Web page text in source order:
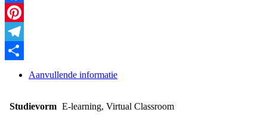
Facebook
Pinterest
Telegram
Aanvullende informatie
Studievorm E-learning, Virtual Classroom